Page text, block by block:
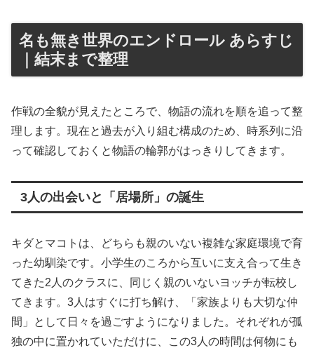
名も無き世界のエンドロール あらすじ
｜結末まで整理
作戦の全貌が見えたところで、物語の流れを順を追って整
理します。現在と過去が入り組む構成のため、時系列に沿
って確認しておくと物語の輪郭がはっきりしてきます。
3人の出会いと「居場所」の誕生
キダとマコトは、どちらも親のいない複雑な家庭環境で育
った幼馴染です。小学生のころから互いに支え合って生き
てきた2人のクラスに、同じく親のいないヨッチが転校し
てきます。3人はすぐに打ち解け、「家族よりも大切な仲
間」として日々を過ごすようになりました。それぞれが孤
独の中に置かれていただけに、この3人の時間は何物にも